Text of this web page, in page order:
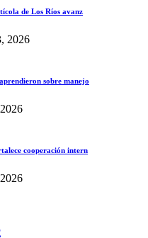
de Los Ríos avanz
2026
sobre manejo
cooperación intern